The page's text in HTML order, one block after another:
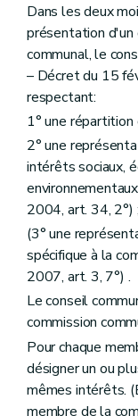
Titre
Art.
Titre II
Art.
Titre III
Art. 237/
Art.
Art.
Art.
Art.
Art.
Titre IV
Chapitre
Art.
Art.
Art.
Chapitre II
Art.
Art.
Art.
Art.
Chapitre
Art.
Art.
Dans les deux
présentation d'un
communal, le
– Décret du 15
respectant:
1° une
2° une
intérêts sociaux,
2004, art. 34, 2°) ;
(3° une
spécifique à la
2007, art. 3, 7°) .
Le conseil
commission
Pour chaque
désigner un ou
mêmes intérêts.
membre de la